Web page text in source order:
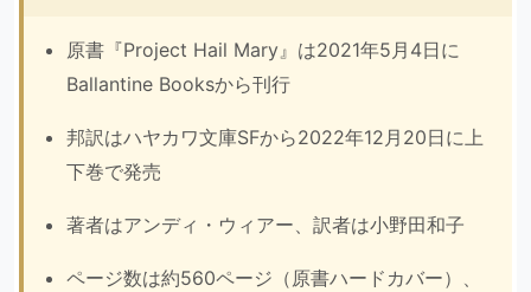
原書『Project Hail Mary』は2021年5月4日に
Ballantine Booksから刊行
邦訳はハヤカワ文庫SFから2022年12月20日に上
下巻で発売
著者はアンディ・ウィアー、訳者は小野田和子
ページ数は約560ページ（原書ハードカバー）、